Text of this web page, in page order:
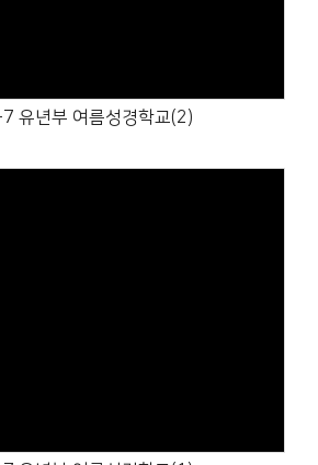
유년부 여름성경학교(2)